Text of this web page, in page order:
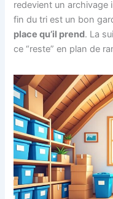
redevient un archivage
fin du tri est un bon
place qu’il prend. La
ce “reste” en plan de